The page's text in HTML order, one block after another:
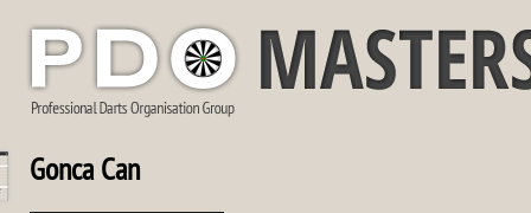
Gonca Can